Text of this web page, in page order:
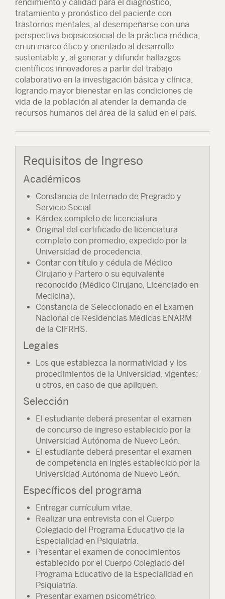
rendimiento y calidad para el diagnóstico,
tratamiento y pronóstico del paciente con
trastornos mentales, al desempeñarse con una
perspectiva biopsicosocial de la práctica médica,
en un marco ético y orientado al desarrollo
sustentable y, al generar y difundir hallazgos
científicos innovadores a partir del trabajo
colaborativo en la investigación básica y clínica,
logrando mayor bienestar en las condiciones de
vida de la población al atender la demanda de
recursos humanos del área de la salud en el país.
Requisitos de Ingreso
Académicos
Constancia de Internado de Pregrado y
Servicio Social.
Kárdex completo de licenciatura.
Original del certificado de licenciatura
completo con promedio, expedido por la
Universidad de procedencia.
Contar con título y cédula de Médico
Cirujano y Partero o su equivalente
reconocido (Médico Cirujano, Licenciado en
Medicina).
Constancia de Seleccionado en el Examen
Nacional de Residencias Médicas ENARM
de la CIFRHS.
Legales
Los que establezca la normatividad y los
procedimientos de la Universidad, vigentes;
u otros, en caso de que apliquen.
Selección
El estudiante deberá presentar el examen
de concurso de ingreso establecido por la
Universidad Autónoma de Nuevo León.
El estudiante deberá presentar el examen
de competencia en inglés establecido por la
Universidad Autónoma de Nuevo León.
Específicos del programa
Entregar currículum vitae.
Realizar una entrevista con el Cuerpo
Colegiado del Programa Educativo de la
Especialidad en Psiquiatría.
Presentar el examen de conocimientos
establecido por el Cuerpo Colegiado del
Programa Educativo de la Especialidad en
Psiquiatría.
Presentar examen psicométrico.